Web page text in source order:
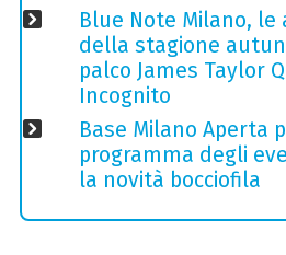
Blue Note Milano, le
della stagione
palco James Taylor
Incognito
Base Milano Aperta
programma degli
la novità bocciofila